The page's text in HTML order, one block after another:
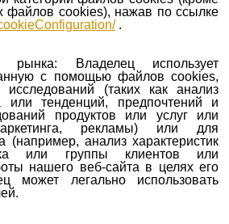
файлов cookies), нажав по ссылке
.
рынка: Владелец использует
с помощью файлов cookies,
исследований (таких как анализ
или тенденций, предпочтений и
продуктов или услуг или
рекламы) или для
(например, анализ характеристик
или группы клиентов или
нашего веб-сайта в целях его
может легально использовать